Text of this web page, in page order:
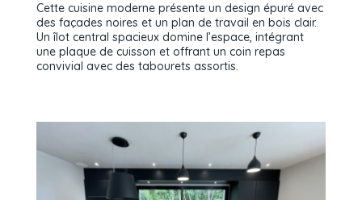
Cette cuisine moderne présente un design épuré avec
des façades noires et un plan de travail en bois clair.
Un îlot central spacieux domine l’espace, intégrant
une plaque de cuisson et offrant un coin repas
convivial avec des tabourets assortis.